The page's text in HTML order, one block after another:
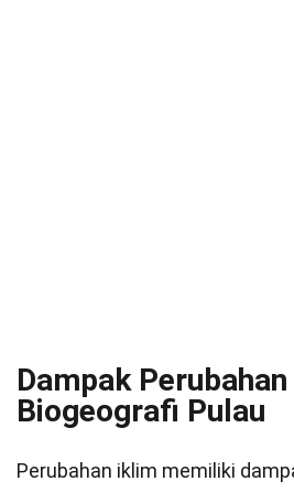
Dampak
Biogeografi Pulau
Perubahan iklim memiliki